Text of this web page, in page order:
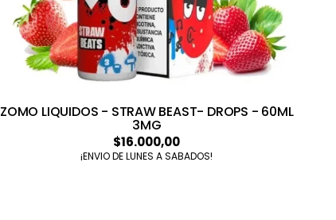
ZOMO LIQUIDOS - STRAW BEAST- DROPS - 60ML
3MG
$16.000,00
¡ENVIO DE LUNES A SABADOS!